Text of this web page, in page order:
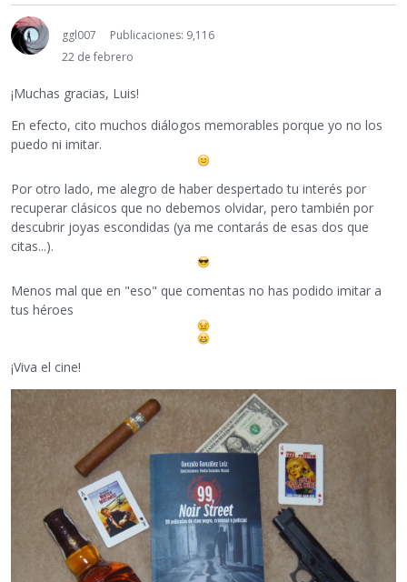
ggl007
Publicaciones: 9,116
22 de febrero
¡Muchas gracias, Luis!
En efecto, cito muchos diálogos memorables porque yo no los
puedo ni imitar.
Por otro lado, me alegro de haber despertado tu interés por
recuperar clásicos que no debemos olvidar, pero también por
descubrir joyas escondidas (ya me contarás de esas dos que
citas...).
Menos mal que en "eso" que comentas no has podido imitar a
tus héroes
¡Viva el cine!